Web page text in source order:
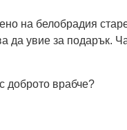
на белобрадия
да увие за подарък.
доброто врабче?